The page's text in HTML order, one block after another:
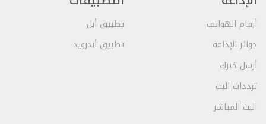
أرقام الهواتف
جوائز الإذاعة
أرسل خبرك
ترددات البث
البث المباشر
تطبيق أبل
تطبيق أندرويد